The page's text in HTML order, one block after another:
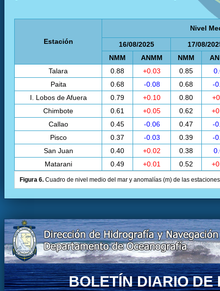
Estación
Nivel
16/08/2025
17/08/
NMM
ANMM NMM
Talara
0.88 +0.03 0.85
Paita
0.68 -0.08 0.68
-
I. Lobos de Afuera
0.79 +0.10 0.80
Chimbote
0.61 +0.05 0.62
Callao
0.45 -0.06 0.47
-
Pisco
0.37 -0.03 0.39
-
San Juan
0.40 +0.02 0.38
Matarani
0.49 +0.01 0.52
Figura 6. Cuadro de nivel medio del mar y anomalías (m) de las
BOLETÍN DIARIO DE